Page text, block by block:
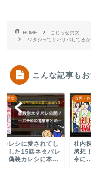
HOME
こじらせ男女
ワタシってサバサバしてる
こんな記事も
略奪女
探偵23巻のネタバレ
！町上突然の異動命
…
こじらせ
遠回
なっ
話の